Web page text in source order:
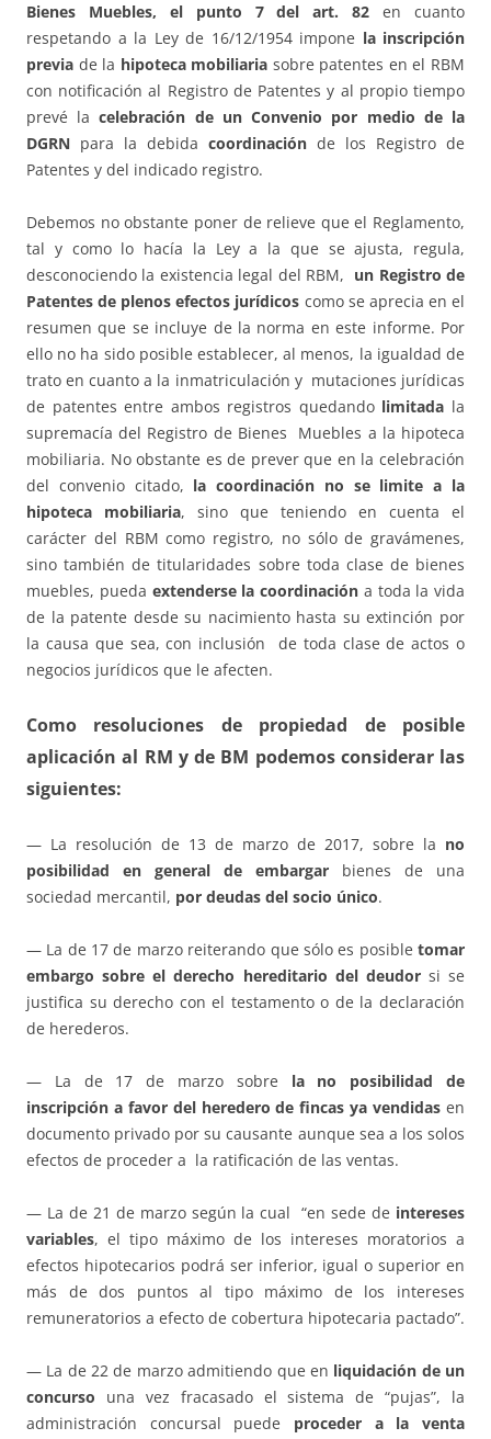
Bienes Muebles,
el punto 7 del art. 82 en cuanto
respetando a la Ley de 16/12/1954 impone la inscripción
previa de la hipoteca mobiliaria sobre patentes en el RBM
con notificación al Registro de Patentes y al propio tiempo
prevé lacelebración de un Convenio por medio de la
DGRN para la debida coordinación de los Registro de
Patentes y del indicado registro.
Debemos no obstante poner de relieve que el Reglamento,
tal y como lo hacía la Ley a la que se ajusta, regula,
desconociendo la existencia legal del RBM, un Registro de
Patentes de plenos efectos jurídicos como se aprecia en el
resumen que se incluye de la norma en este informe. Por
ello no ha sido posible establecer, al menos, la igualdad de
trato en cuanto a la inmatriculación y mutaciones jurídicas
de patentes entre ambos registros quedando limitada la
supremacía del Registro de Bienes Muebles a la hipoteca
mobiliaria. No obstante es de prever que en la celebración
del convenio citado, la coordinación no se limite a la
hipoteca mobiliaria, sino que teniendo en cuenta el
carácter del RBM como registro, no sólo de gravámenes,
sino también de titularidades sobre toda clase de bienes
muebles, pueda extenderse la coordinación a toda la vida
de la patente desde su nacimiento hasta su extinción por
la causa que sea, con inclusión de toda clase de actos o
negocios jurídicos que le afecten.
Como resoluciones de propiedad de posible
aplicación al RM y de BM podemos considerar las
siguientes:
— La resolución de 13 de marzo de 2017, sobre la no
posibilidad en general de embargar bienes de una
sociedad mercantil, por deudas del socio único.
— La de 17 de marzo reiterando que sólo es posible tomar
embargo sobre el derecho hereditario del deudorsi se
justifica su derecho con el testamento o de la declaración
de herederos.
— La de 17 de marzo sobre la no posibilidad de
inscripción a favor del heredero de fincas ya vendidas en
documento privado por su causante aunque sea a los solos
efectos de proceder a la ratificación de las ventas.
— La de 21 de marzo según la cual “en sede de intereses
variables, el tipo máximo de los intereses moratorios a
efectos hipotecarios podrá ser inferior, igual o superior en
más de dos puntos al tipo máximo de los intereses
remuneratorios a efecto de cobertura hipotecaria pactado”.
— La de 22 de marzo admitiendo que en liquidación de un
concurso una vez fracasado el sistema de “pujas”, la
administración concursal puede proceder a la venta